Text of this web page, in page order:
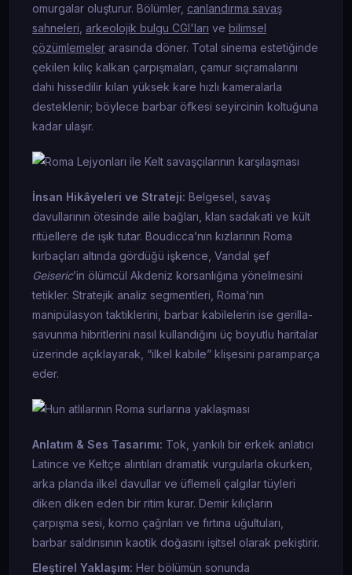
omurgalar oluşturur. Bölümler, canlandırma savaş
sahneleri arkeolojik bulgu CGI'ları ve bilimsel
çözümlemeler arasında döner. Total sinema estetiğinde
çekilen kılıç kalkan çarpışmaları, çamur sıçramalarını
dahi hissedilir kılan yüksek kare hızlı kameralarla
desteklenir; böylece barbar öfkesi seyircinin koltuğuna
kadar ulaşır.
İnsan Hikâyeleri ve Strateji: Belgesel, savaş
davullarının ötesinde aile bağları, klan sadakati ve kült
ritüellere de ışık tutar. Boudicca’nın kızlarının Roma
kırbaçları altında gördüğü işkence, Vandal şef
Geiseric’in ölümcül Akdeniz korsanlığına yönelmesini
tetikler. Stratejik analiz segmentleri, Roma’nın
manipülasyon taktiklerini, barbar kabilelerin ise gerilla-
savunma hibritlerini nasıl kullandığını üç boyutlu haritalar
üzerinde açıklayarak, “ilkel kabile” klişesini paramparça
eder.
Anlatım & Ses Tasarımı: Tok, yankılı bir erkek anlatıcı
Latince ve Keltçe alıntıları dramatik vurgularla okurken,
arka planda ilkel davullar ve üflemeli çalgılar tüyleri
diken diken eden bir ritim kurar. Demir kılıçların
çarpışma sesi, korno çağrıları ve fırtına uğultuları,
barbar saldırısının kaotik doğasını işitsel olarak pekiştirir.
Eleştirel Yaklaşım: Her bölümün sonunda